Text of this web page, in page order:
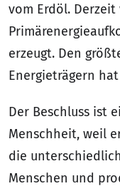
vom Erdöl.
erzeugt. Den
Energieträgern
Der Beschluss ist
Menschheit, weil
die
Menschen und